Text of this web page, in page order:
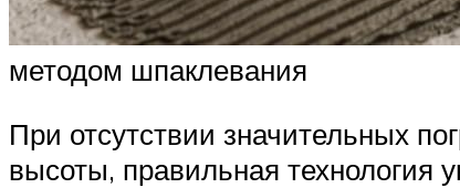
методом шпаклевания
При отсутствии значительных
высоты, правильная технология